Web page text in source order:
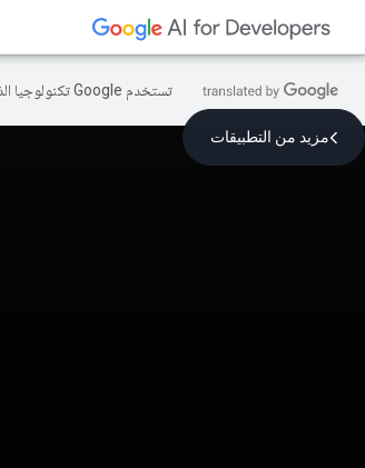
تستخدم Google تكنولوجيا الذكاء الاصطناعي لترجمة المحتوى إلى لغتك المفضّلة، وقد تتضمّن بعض الأخطاء.
مزيد من التطبيقات